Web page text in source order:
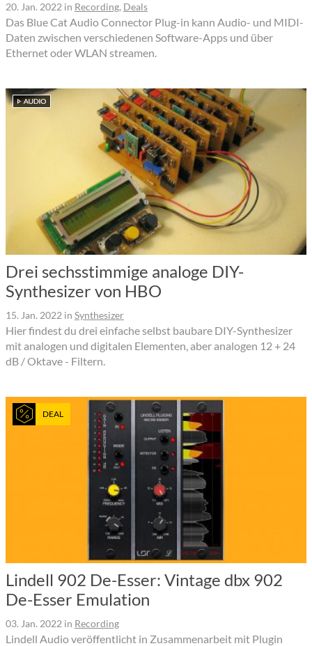
20. Jan. 2022 in Recording, Deals
Das Blue Cat Audio Connector Plug-in kann Audio- und MIDI-
Daten zwischen verschiedenen Software-Apps und über
Ethernet oder WLAN streamen.
Drei sechsstimmige analoge DIY-
Synthesizer von HBO
15. Jan. 2022 in Synthesizer
Hier findest du drei einfache selbst baubare DIY-Synthesizer
mit analogen und digitalen Elementen, aber analogen 12 + 24
dB / Oktave - Filtern.
DEAL
Lindell 902 De-Esser: Vintage dbx 902
De-Esser Emulation
03. Jan. 2022 in Recording
Lindell Audio veröffentlicht in Zusammenarbeit mit Plugin